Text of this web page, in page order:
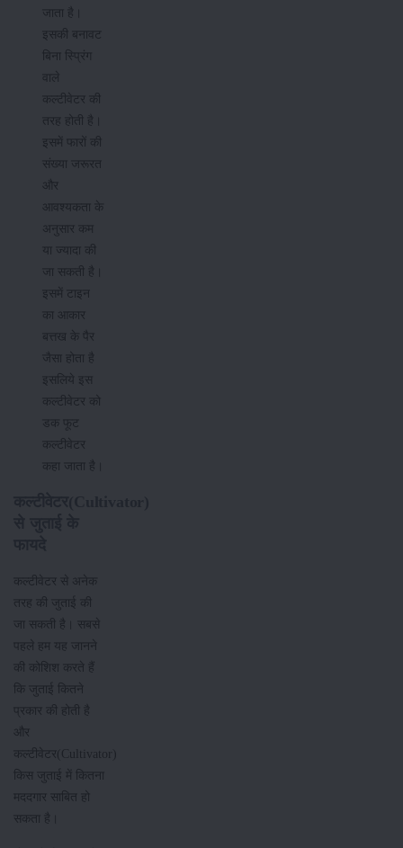
जाता है।
इसकी बनावट
बिना स्प्रिंग
वाले
कल्टीवेटर की
तरह होती है।
इसमें फारों की
संख्या जरूरत
और
आवश्यकता के
अनुसार कम
या ज्यादा की
जा सकती है।
इसमें टाइन
का आकार
बत्तख के पैर
जैसा होता है
इसलिये इस
कल्टीवेटर को
डक फूट
कल्टीवेटर
कहा जाता है।
कल्टीवेटर से अनेक
तरह की जुताई की
जा सकती है। सबसे
पहले हम यह जानने
की कोशिश करते हैं
कि जुताई कितने
प्रकार की होती है
और
कल्टीवेटर(Cultivator)
किस जुताई में कितना
मददगार साबित हो
सकता है।